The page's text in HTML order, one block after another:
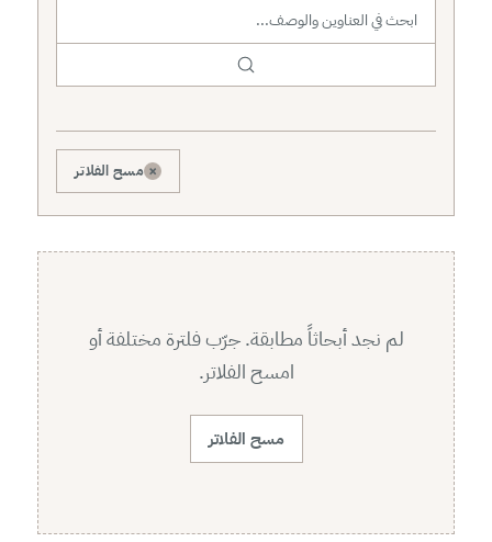
نطاق البحث
× مسح الفلاتر
لم نجد أبحاثاً مطابقة. جرّب فلترة مختلفة أو
امسح الفلاتر.
مسح الفلاتر